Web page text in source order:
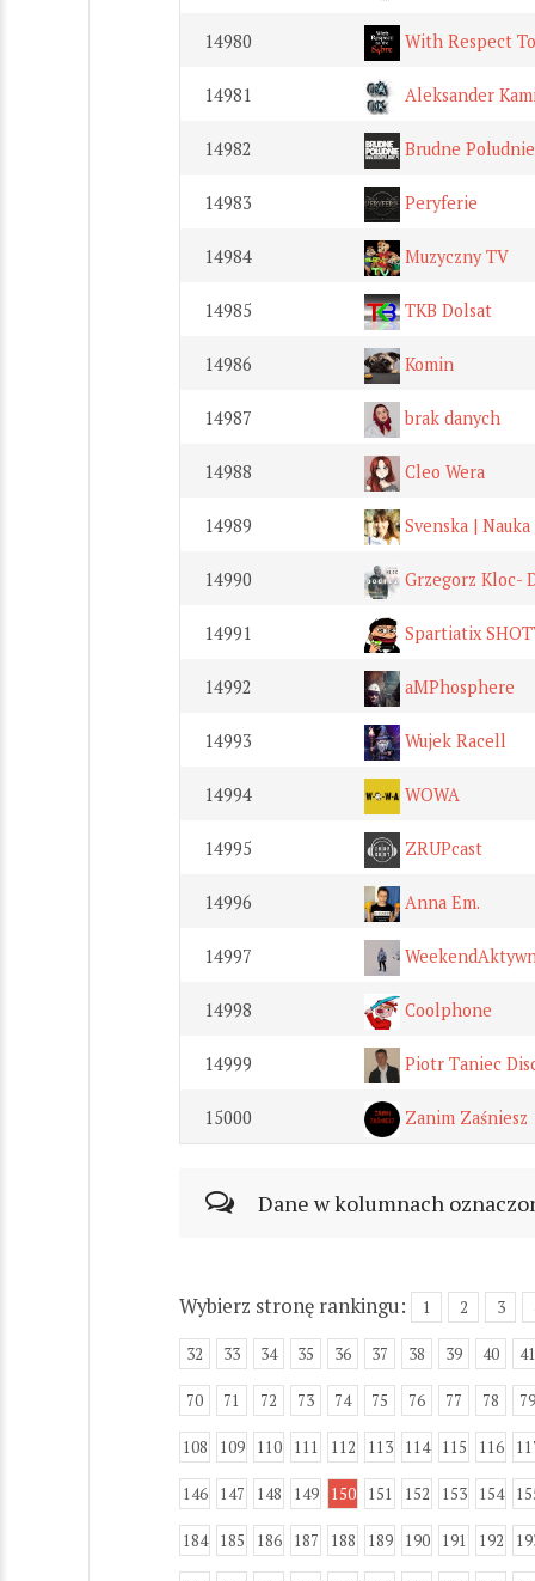
14980 With Respect
14981 Aleksander
14982 Brudne Poludnie
14983 Peryferie
14984 Muzyczny TV
14985 TKB Dolsat
14986 Komin
14987 brak danych
14988 Cleo Wera
14989 Svenska |
14990 Grzegorz Kloc-
14991 Spartiatix
14992 aMPhosphere
14993 Wujek Racell
14994 WOWA
14995 ZRUPcast
14996 Anna Em.
14997
14998 Coolphone
14999 Piotr Taniec
15000 Zanim Zaśniesz
Dane w kolumnach
Wybierz stronę rankingu: 1 2 3
32 33 34 35 36 37 38 39 40 41
70 71 72 73 74 75 76 77 78 79
108 109 110 111 112 113 114 115 116
146 147 148 149 150 151 152 153 154
184 185 186 187 188 189 190 191 192